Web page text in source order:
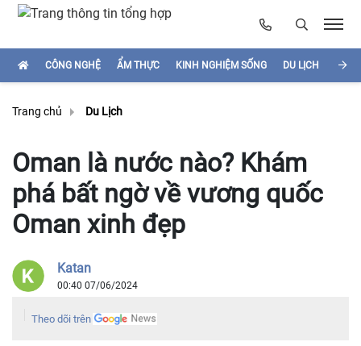
CÔNG NGHỆ ẨM THỰC KINH NGHIỆM SỐNG DU LỊCH
Trang chủ Du Lịch
Oman là nước nào? Khám
phá bất ngờ về vương quốc
Oman xinh đẹp
Katan
00:40 07/06/2024
Theo dõi trên